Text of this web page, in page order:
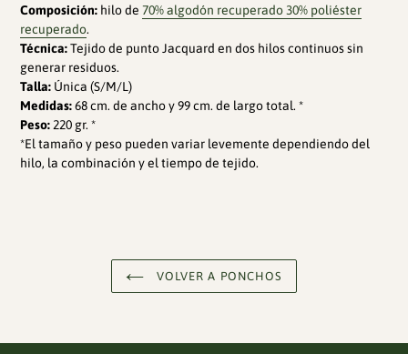
Composición: hilo de 70% algodón recuperado 30% poliéster
recuperado.
Técnica:Tejido de punto Jacquard en dos hilos continuos sin
generar residuos.
Talla: Única (S/M/L)
Medidas:68 cm. de ancho y 99 cm. de largo total. *
Peso: 220 gr. *
*El tamaño y peso pueden variar levemente dependiendo del
hilo, la combinación y el tiempo de tejido.
VOLVER A PONCHOS